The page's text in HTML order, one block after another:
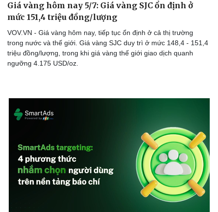
Giá vàng hôm nay 5/7: Giá vàng SJC ổn định ở
mức 151,4 triệu đồng/lượng
VOV.VN - Giá vàng hôm nay, tiếp tục ổn định ở cả thị trường
trong nước và thế giới. Giá vàng SJC duy trì ở mức 148,4 - 151,4
triệu đồng/lượng, trong khi giá vàng thế giới giao dịch quanh
ngưỡng 4.175 USD/oz.